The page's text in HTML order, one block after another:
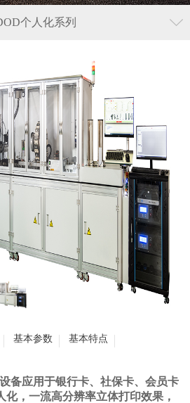
个人化系列
基本参数 基本特点
备应用于银行卡、社保卡、会员卡
，一流高分辨率立体打印效果，